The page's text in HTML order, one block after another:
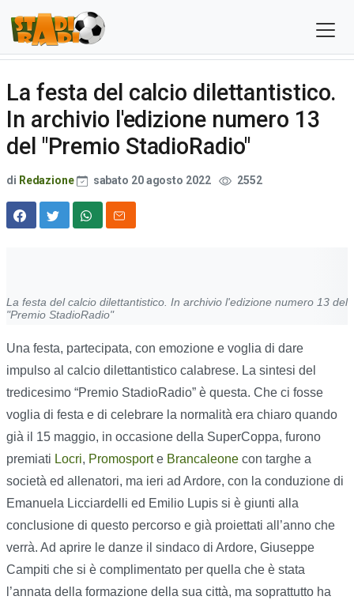
La festa del calcio dilettantistico.
In archivio l'edizione numero 13
del "Premio StadioRadio"
di Redazione sabato 20 agosto 2022 2552
La festa del calcio dilettantistico. In archivio l'edizione numero 13 del
"Premio StadioRadio"
Una festa, partecipata, con emozione e voglia di dare
impulso al calcio dilettantistico calabrese. La sintesi del
tredicesimo “Premio StadioRadio” è questa. Che ci fosse
voglia di festa e di celebrare la normalità era chiaro quando
già il 15 maggio, in occasione della SuperCoppa, furono
premiati Locri, Promosporte Brancaleone con targhe a
società ed allenatori, ma ieri ad Ardore, con la conduzione di
Emanuela Licciardelli ed Emilio Lupis si è giunti alla
conclusione di questo percorso e già proiettati all’anno che
verrà. Ad aprire le danze il sindaco di Ardore, Giuseppe
Campiti che si è complimentato per quella che è stata
l’annata della formazione della sua città, ma soprattutto ha